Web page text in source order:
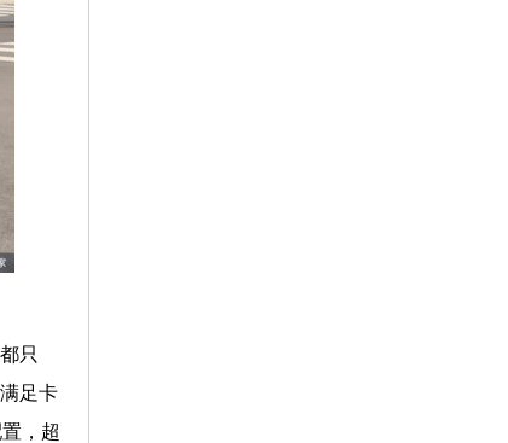
只
足卡
，超